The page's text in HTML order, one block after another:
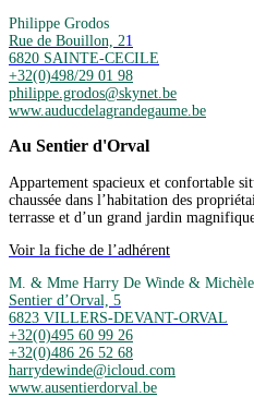
Philippe Grodos
Rue de Bouillon, 21
6820 SAINTE-CECILE
+32(0)498/29 01 98
philippe.grodos@skynet.be
www.auducdelagrandegaume.be
Au Sentier d'Orval
Appartement spacieux et confortable
chaussée dans l’habitation des
terrasse et d’un grand jardin
Voir la fiche de l’adhérent
M. & Mme Harry De Winde & Michèle
Sentier d’Orval, 5
6823 VILLERS-DEVANT-ORVAL
+32(0)495 60 99 26
+32(0)486 26 52 68
harrydewinde@icloud.com
www.ausentierdorval.be